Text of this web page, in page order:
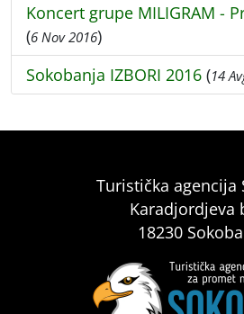
Koncert grupe MILIGRAM -
(6 Nov 2016)
Sokobanja IZBORI 2016 (14
Turistička agencija
Karadjordjeva
18230